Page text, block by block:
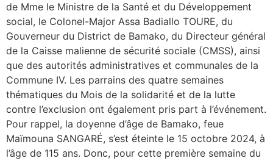
de Mme le Ministre de la Santé et du Développement
social, le Colonel-Major Assa Badiallo TOURE, du
Gouverneur du District de Bamako, du Directeur général
de la Caisse malienne de sécurité sociale (CMSS), ainsi
que des autorités administratives et communales de la
Commune IV. Les parrains des quatre semaines
thématiques du Mois de la solidarité et de la lutte
contre l’exclusion ont également pris part à l’événement.
Pour rappel, la doyenne d’âge de Bamako, feue
Maïmouna SANGARÉ, s’est éteinte le 15 octobre 2024, à
l’âge de 115 ans. Donc, pour cette première semaine du